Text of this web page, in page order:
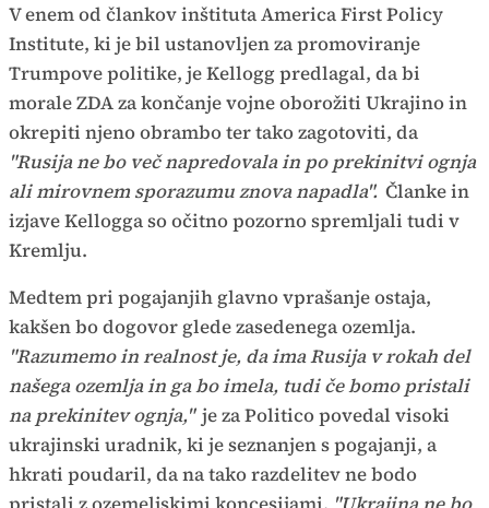
V enem od člankov inštituta America First Policy
Institute, ki je bil ustanovljen za promoviranje
Trumpove politike, je Kellogg predlagal, da bi
morale ZDA za končanje vojne oborožiti Ukrajino in
okrepiti njeno obrambo ter tako zagotoviti, da
"Rusija ne bo več napredovala in po prekinitvi ognja
ali mirovnem sporazumu znova napadla". Članke in
izjave Kellogga so očitno pozorno spremljali tudi v
Kremlju.
Medtem pri pogajanjih glavno vprašanje ostaja,
kakšen bo dogovor glede zasedenega ozemlja.
"Razumemo in realnost je, da ima Rusija v rokah del
našega ozemlja in ga bo imela, tudi če bomo pristali
na prekinitev ognja," je za Politico povedal visoki
ukrajinski uradnik, ki je seznanjen s pogajanji, a
hkrati poudaril, da na tako razdelitev ne bodo